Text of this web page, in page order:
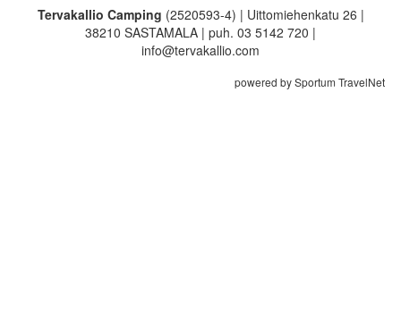
Tervakallio Camping (2520593-4) | Uittomiehenkatu 26 |
38210 SASTAMALA | puh. 03 5142 720 |
info@tervakallio.com
powered by Sportum TravelNet